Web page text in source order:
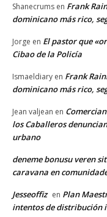
Shanecrums en Frank
dominicano más rico,
Jorge en El pastor que
Cibao de la Policía
Ismaeldiary en Frank
dominicano más rico,
Jean valjean en
los Caballeros
urbano
deneme bonusu veren
caravana en
Jesseoffiz en Plan
intentos de distribución